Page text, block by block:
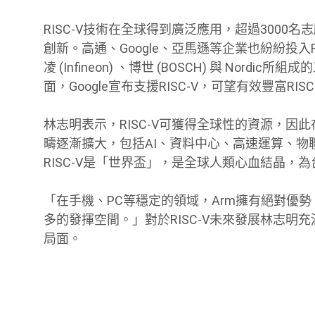
RISC-V技術在全球得到廣泛應用，超過3000名
創新。高通、Google、亞馬遜等企業也紛紛投
凌 (Infineon) 、博世 (BOSCH) 與 Nordic所組成
面，Google宣布支援RISC-V，可望有效豐富
林志明表示，RISC-V可獲得全球性的資源，因
疇逐漸擴大，包括AI、資料中心、高速運算、
RISC-V是「世界盃」，是全球人類心血結晶，
「在手機、PC等穩定的領域，Arm擁有絕對優
多的發揮空間。」對於RISC-V未來發展林志明
局面。